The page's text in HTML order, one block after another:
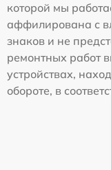
которой мы
аффилирована с
знаков и не
ремонтных работ
устройствах,
обороте, в